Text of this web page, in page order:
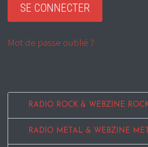
Mot de passe oublié ?
RADIO ROCK & WEBZINE
RADIO METAL & WEBZINE